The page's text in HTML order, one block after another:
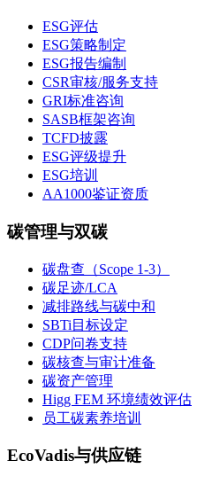
ESG评估
ESG策略制定
ESG报告编制
CSR审核/服务支持
GRI标准咨询
SASB框架咨询
TCFD披露
ESG评级提升
ESG培训
AA1000鉴证资质
碳管理与双碳
碳盘查（Scope 1-3）
碳足迹/LCA
减排路线与碳中和
SBTi目标设定
CDP问卷支持
碳核查与审计准备
碳资产管理
Higg FEM 环境绩效评估
员工碳素养培训
EcoVadis与供应链